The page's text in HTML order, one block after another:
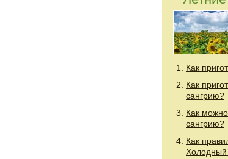
Как
Как
сангрию?
Как
сангрию?
Как
Холодный